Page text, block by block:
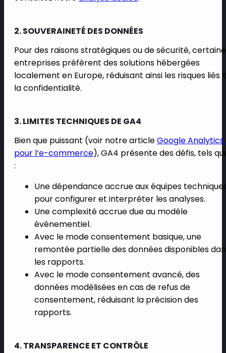
2. SOUVERAINETÉ DES DONNÉES
Pour des raisons stratégiques ou de sécurité,
entreprises préfèrent des solutions hébergées
localement en Europe, réduisant ainsi les risques liés
la confidentialité.
3. LIMITES TECHNIQUES DE GA4
Bien que puissant (voir notre articleGoogle
pour l’e-commerce), GA4 présente des défis, tels
:
Une dépendance accrue aux équipes
pour configurer et interpréter les analyses.
Une complexité accrue due au modèle
événementiel.
Avec le mode consentement basique, une
remontée partielle des données disponibles
les rapports.
Avec le mode consentement avancé, des
données modélisées en cas de refus de
consentement, réduisant la précision des
rapports.
4. TRANSPARENCE ET CONTRÔLE